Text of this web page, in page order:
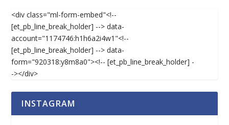
<div class="ml-form-embed"<!--
[et_pb_line_break_holder] --> data-
account="1174746:h1h6a2i4w1"<!--
[et_pb_line_break_holder] --> data-
form="920318:y8m8a0"><!-- [et_pb_line_break_holder] -
-></div>
INSTAGRAM